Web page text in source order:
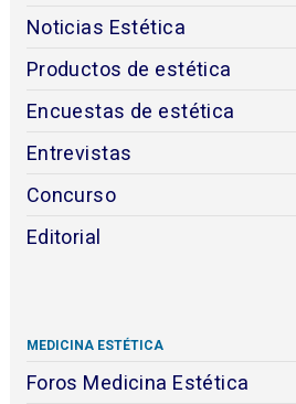
Noticias Estética
Productos de estética
Encuestas de estética
Entrevistas
Concurso
Editorial
MEDICINA ESTÉTICA
Foros Medicina Estética